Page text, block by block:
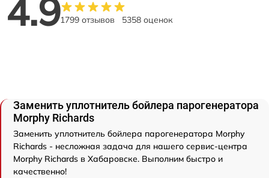
4.91799 отзывов 5358 оценок
Заменить уплотнитель бойлера парогенератора
Morphy Richards
Заменить уплотнитель бойлера парогенератора Morphy
Richards - несложная задача для нашего сервис-центра
Morphy Richards в Хабаровске. Выполним быстро и
качественно!